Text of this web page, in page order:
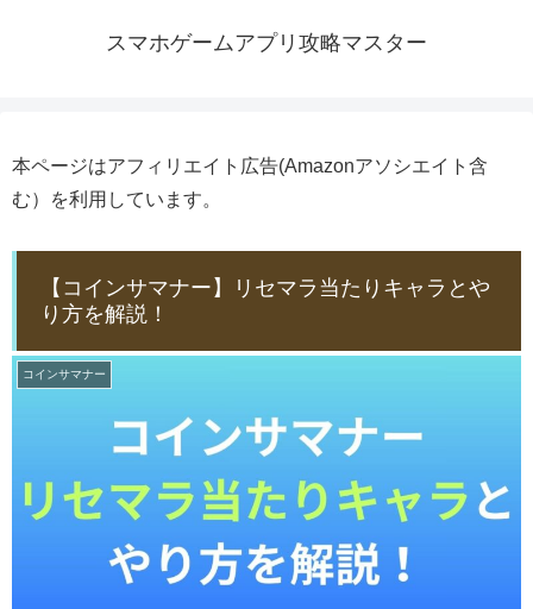
スマホゲームアプリ攻略マスター
本ページはアフィリエイト広告(Amazonアソシエイト含
む）を利用しています。
【コインサマナー】リセマラ当たりキャラとや
り方を解説！
コインサマナー